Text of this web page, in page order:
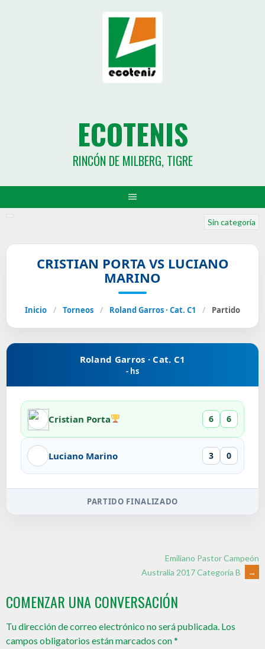
ECOTENIS
RINCÓN DE MILBERG, TIGRE
Sin categoría
CRISTIAN PORTA VS LUCIANO
MARINO
Inicio / Torneos / Roland Garros · Cat. C1 / Partido
Roland Garros · Cat. C1
- hs
Cristian Porta 6 6
Luciano Marino 3 0
PARTIDO FINALIZADO
Emiliano Pastor Campeón
Australia 2017 Categoría B
→
COMENZAR UNA CONVERSACIÓN
Tu dirección de correo electrónico no será publicada. Los
campos obligatorios están marcados con*